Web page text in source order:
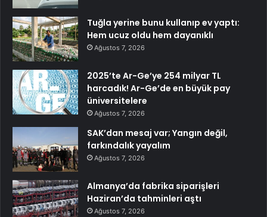
Tuğla yerine bunu kullanıp ev yaptı:
Hem ucuz oldu hem dayanıklı
Ağustos 7, 2026
2025’te Ar-Ge’ye 254 milyar TL
harcadık! Ar-Ge’de en büyük pay
üniversitelere
Ağustos 7, 2026
SAK’dan mesaj var; Yangın değil,
farkındalık yayalım
Ağustos 7, 2026
Almanya’da fabrika siparişleri
Haziran’da tahminleri aştı
Ağustos 7, 2026